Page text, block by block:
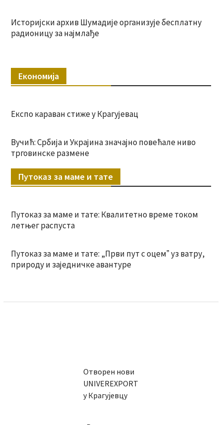
Историјски архив Шумадије организује бесплатну
радионицу за најмлађе
Економија
Експо караван стиже у Крагујевац
Вучић: Србија и Украјина значајно повећале ниво
трговинске размене
Путоказ за маме и тате
Путоказ за маме и тате: Квалитетно време током
летњег распуста
Путоказ за маме и тате: „Први пут с оцемˮ уз ватру,
природу и заједничке авантуре
Отворен нови
UNIVEREXPORT
у Крагујевцу